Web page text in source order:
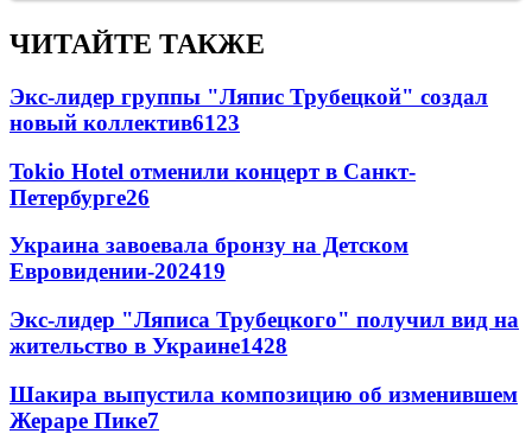
ЧИТАЙТЕ ТАКЖЕ
Экс-лидер группы "Ляпис Трубецкой" создал
новый коллектив6123
Tokio Hotel отменили концерт в Санкт-
Петербурге26
Украина завоевала бронзу на Детском
Евровидении-202419
Экс-лидер "Ляписа Трубецкого" получил вид на
жительство в Украине1428
Шакира выпустила композицию об изменившем
Жераре Пике7